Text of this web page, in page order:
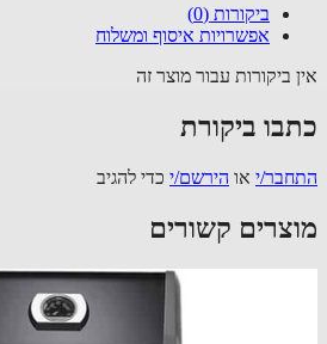
ביקורות (0)
אפשרויות איסוף ומשלוח
ביקורות עבור מוצר זה
ביקורת
יאוהירשם/יכדי להגיב
קשורים